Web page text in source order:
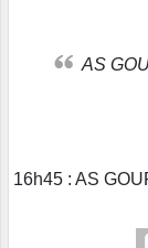
AS
16h45 : AS